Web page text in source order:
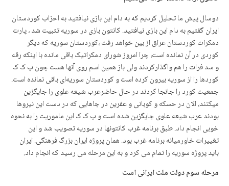
دوسال پیش ما تحلیل کردیم که به دام این بازی نیافتید به احزاب کوردستان
ایران گفتیم به دام این بازی نیافتید. کانتون بازی در سوریه تثبیت شد ، پارت
دمکرات کوردستان عراق از بین خواهد رفت ،کوردستان سوریه که دیگر
کوردی در آن نمانده است، چرا امروز شورای دمکراتیک باقی مانده با اینکه رقه
و سد فرات را هم واگذارکردند ولی باز همین اسم روی آنها هست چون پ ک ک
کوردها را از سوریه بیرون کرده است و کوردستان سوریەای باقی نمانده است.
جمعیت کورد را جانجا کردند در حال حاضرعرب شیعه علوی را جایگزین
میکنند، الان در حسکه و کوبانی و عفرین در جاهایی که در دست این نیروها
بودند عرب شیعه علوی جایگزین شده است و پ ک ک این ماموریت را به نحوه
خوبی انجام داد. طبق برنامه غرب کانتونها در سوریه تصویب شد و این
تغییرات خاورمیانه برنامه غرب بود. همان پروژه ایران بزرگ فرهنگی. ایران
باید پروژه سوریه را تمام می کرد و به این مرحله می رسید که انجام داد.
مرحله سوم دولت ملت ایرانی است